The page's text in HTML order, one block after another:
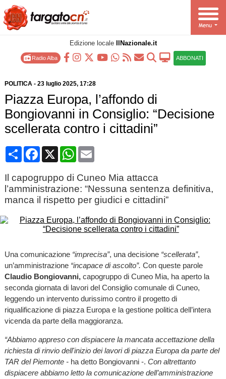
Edizione locale IlNazionale.it
Radio Alba ABBONATI
POLITICA- 23 luglio 2025, 17:28
Piazza Europa, l’affondo di
Bongiovanni in Consiglio: “Decisione
scellerata contro i cittadini”
CondividiFacebook
X WhatsApp
Email
Il capogruppo di Cuneo Mia attacca
l’amministrazione: “Nessuna sentenza definitiva,
manca il rispetto per giudici e cittadini”
Una comunicazione “imprecisa”, una decisione “scellerata”,
un’amministrazione“incapace di ascolto”. Con queste parole
Claudio Bongiovanni,capogruppo di Cuneo Mia, ha aperto la
seconda giornata di lavori del Consiglio comunale di Cuneo,
leggendo un intervento durissimo contro il progetto di
riqualificazione di piazza Europa e la gestione politica dell’intera
vicenda da parte della maggioranza.
“Abbiamo appreso con dispiacere la mancata accettazione della
richiesta di rinvio dell'inizio dei lavori di piazza Europa da parte del
TAR del Piemonte -ha detto Bongiovanni -. Con altrettanto
dispiacere abbiamo letto la comunicazione dell’amministrazione